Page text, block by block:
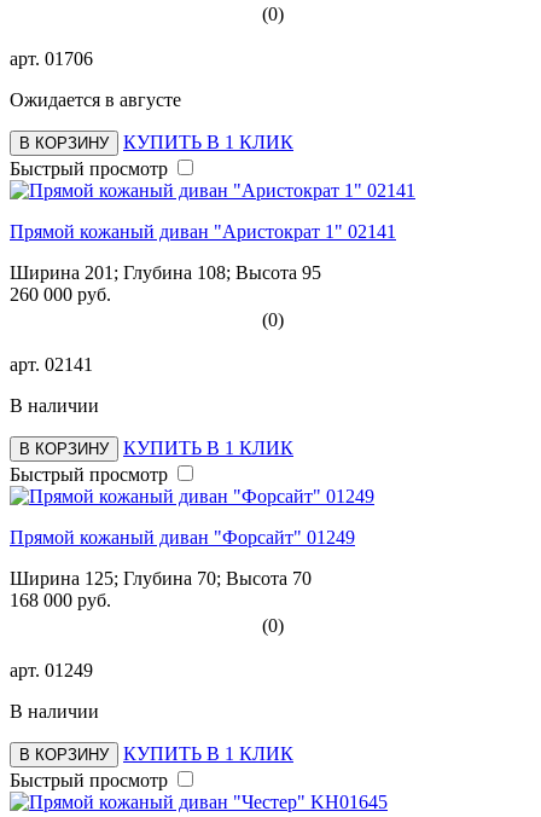
(0)
арт. 01706
Ожидается в августе
В КОРЗИНУ
КУПИТЬ В 1 КЛИК
Быстрый просмотр
Прямой кожаный диван "Аристократ 1" 02141
Ширина 201; Глубина 108; Высота 95
260 000 руб.
(0)
арт. 02141
В наличии
В КОРЗИНУ
КУПИТЬ В 1 КЛИК
Быстрый просмотр
Прямой кожаный диван "Форсайт" 01249
Ширина 125; Глубина 70; Высота 70
168 000 руб.
(0)
арт. 01249
В наличии
В КОРЗИНУ
КУПИТЬ В 1 КЛИК
Быстрый просмотр